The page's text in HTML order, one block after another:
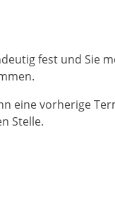
fest und Sie
eine vorherige
Stelle.